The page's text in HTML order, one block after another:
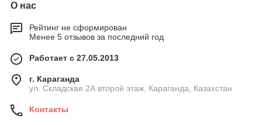
О нас
Рейтинг не сформирован
Менее 5 отзывов за последний год
Работает с 27.05.2013
г. Караганда
ул. Складская 2А второй этаж, Караганда, Казахстан
Контакты